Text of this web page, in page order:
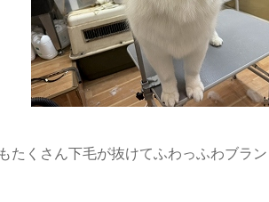
たくさん下毛が抜けてふわっふわブラ